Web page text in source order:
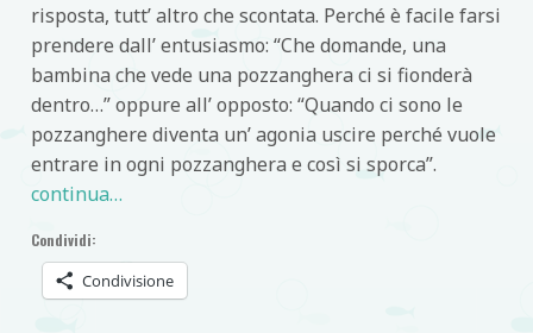
risposta, tutt’ altro che scontata. Perché è facile farsi
prendere dall’ entusiasmo: “Che domande, una
bambina che vede una pozzanghera ci si fionderà
dentro…” oppure all’ opposto: “Quando ci sono le
pozzanghere diventa un’ agonia uscire perché vuole
entrare in ogni pozzanghera e così si sporca”.
continua…
Condividi:
Condivisione